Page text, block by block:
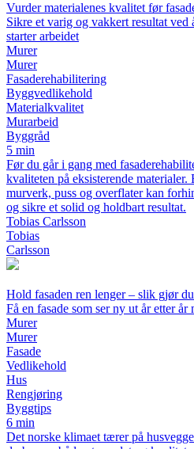
Vurder materialenes kvalitet før
Sikre et varig og vakkert resultat ved
starter arbeidet
Murer
Murer
Fasaderehabilitering
Byggvedlikehold
Materialkvalitet
Murarbeid
Byggråd
5 min
Før du går i gang med
kvaliteten på eksisterende
murverk, puss og overflater kan
og sikre et solid og holdbart resultat.
Tobias Carlsson
Tobias
Carlsson
Hold fasaden ren lenger – slik gjør
Få en fasade som ser ny ut år etter
Murer
Murer
Fasade
Vedlikehold
Hus
Rengjøring
Byggtips
6 min
Det norske klimaet tærer på